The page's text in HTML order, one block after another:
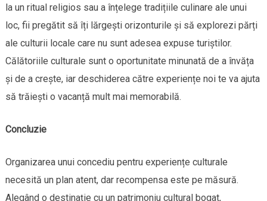
la un ritual religios sau a înțelege tradițiile culinare ale unui
loc, fii pregătit să îți lărgești orizonturile și să explorezi părți
ale culturii locale care nu sunt adesea expuse turiștilor.
Călătoriile culturale sunt o oportunitate minunată de a învăța
și de a crește, iar deschiderea către experiențe noi te va ajuta
să trăiești o vacanță mult mai memorabilă.
Concluzie
Organizarea unui concediu pentru experiențe culturale
necesită un plan atent, dar recompensa este pe măsură.
Alegând o destinație cu un patrimoniu cultural bogat,